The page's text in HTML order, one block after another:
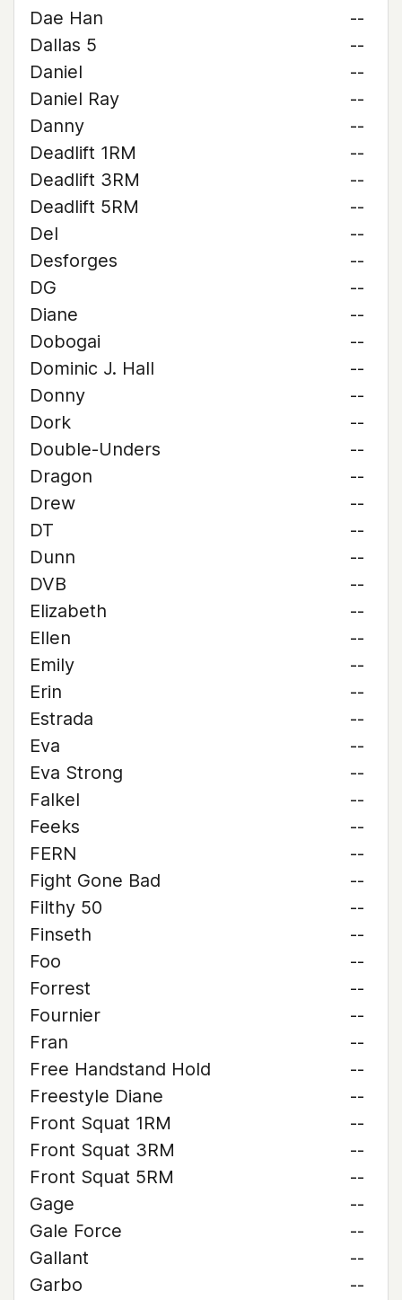
Dae Han
--
Dallas 5
--
Daniel
--
Daniel Ray
--
Danny
--
Deadlift 1RM
--
Deadlift 3RM
--
Deadlift 5RM
--
Del
--
Desforges
--
DG
--
Diane
--
Dobogai
--
Dominic J. Hall
--
Donny
--
Dork
--
Double-Unders
--
Dragon
--
Drew
--
DT
--
Dunn
--
DVB
--
Elizabeth
--
Ellen
--
Emily
--
Erin
--
Estrada
--
Eva
--
Eva Strong
--
Falkel
--
Feeks
--
FERN
--
Fight Gone Bad
--
Filthy 50
--
Finseth
--
Foo
--
Forrest
--
Fournier
--
Fran
--
Free Handstand Hold
--
Freestyle Diane
--
Front Squat 1RM
--
Front Squat 3RM
--
Front Squat 5RM
--
Gage
--
Gale Force
--
Gallant
--
Garbo
--